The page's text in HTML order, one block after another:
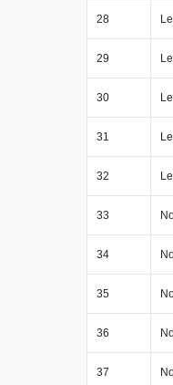
28
29
30
31
32
33
34
35
36
37